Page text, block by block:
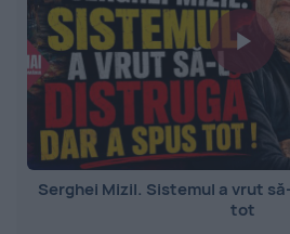
Serghei Mizil. Sistemul a vrut
tot